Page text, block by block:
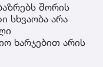
შორის
სხვაობა არა
ხარჯებით არის